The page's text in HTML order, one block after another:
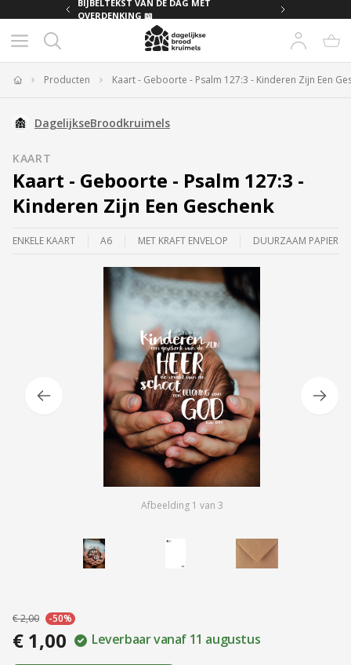
BIJBELTEKST VAN DE DAG MET
OVERDENKING 📖
Producten Kaart - Geboorte - Psalm 127:3 - Kinderen Zijn Een
DagelijkseBroodkruimels
KAART
Kaart - Geboorte - Psalm 127:3 -
Kinderen Zijn Een Geschenk
ENKELE KAART A6 MET KRAFT ENVELOP DUURZAAM PAPIER
Afbeelding 1 van 3
€ 2,00 -50%
€ 1,00 Leverbaar vanaf 11 augustus